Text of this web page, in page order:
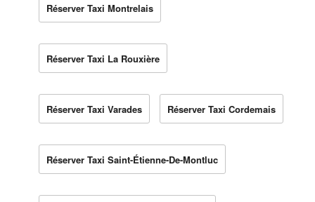
Réserver Taxi Montrelais
Réserver Taxi La Rouxière
Réserver Taxi Varades Réserver Taxi Cordemais
Réserver Taxi Saint-Étienne-De-Montluc